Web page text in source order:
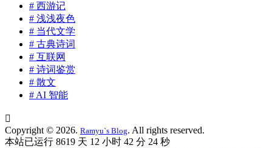
# 西游记
# 浅浅夜色
# 当代文学
# 古典诗词
# 互联网
# 诗词鉴赏
# 散文
# AI 智能

Copyright © 2026. Ramyu`s Blog. All rights reserved.
本站已运行 8619 天 12 小时 42 分 25 秒